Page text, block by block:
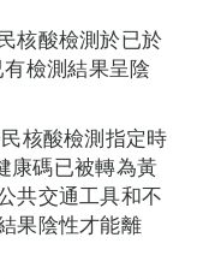
核酸檢測於已於
檢測結果呈陰
核酸檢測指定時
康碼已被轉為黃
共交通工具和不
果陰性才能離